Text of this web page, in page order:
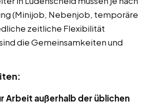
(Minijob, Nebenjob, temporäre
zeitliche Flexibilität
die Gemeinsamkeiten und
Arbeit außerhalb der üblichen